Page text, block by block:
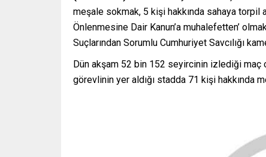
meşale sokmak, 5 kişi hakkında sahaya
Önlenmesine Dair Kanun’a muhalefetten’
Suçlarından Sorumlu Cumhuriyet Savcılığı
Dün akşam 52 bin 152 seyircinin izlediği maç
görevlinin yer aldığı stadda 71 kişi hakkında